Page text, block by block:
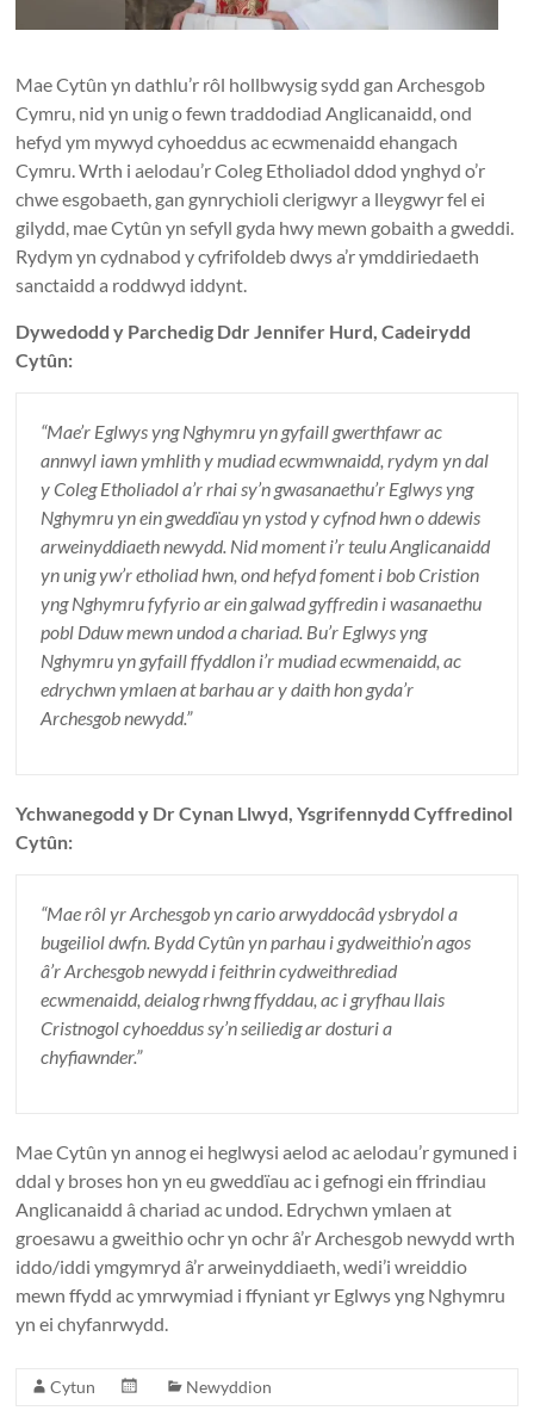
Mae Cytûn yn dathlu’r rôl hollbwysig sydd gan Archesgob
Cymru, nid yn unig o fewn traddodiad Anglicanaidd, ond
hefyd ym mywyd cyhoeddus ac ecwmenaidd ehangach
Cymru. Wrth i aelodau’r Coleg Etholiadol ddod ynghyd o’r
chwe esgobaeth, gan gynrychioli clerigwyr a lleygwyr fel ei
gilydd, mae Cytûn yn sefyll gyda hwy mewn gobaith a gweddi.
Rydym yn cydnabod y cyfrifoldeb dwys a’r ymddiriedaeth
sanctaidd a roddwyd iddynt.
Dywedodd y Parchedig Ddr Jennifer Hurd, Cadeirydd
Cytûn:
“Mae’r Eglwys yng Nghymru yn gyfaill gwerthfawr ac
annwyl iawn ymhlith y mudiad ecwmwnaidd, rydym yn dal
y Coleg Etholiadol a’r rhai sy’n gwasanaethu’r Eglwys yng
Nghymru yn ein gweddïau yn ystod y cyfnod hwn o ddewis
arweinyddiaeth newydd. Nid moment i’r teulu Anglicanaidd
yn unig yw’r etholiad hwn, ond hefyd foment i bob Cristion
yng Nghymru fyfyrio ar ein galwad gyffredin i wasanaethu
pobl Dduw mewn undod a chariad. Bu’r Eglwys yng
Nghymru yn gyfaill ffyddlon i’r mudiad ecwmenaidd, ac
edrychwn ymlaen at barhau ar y daith hon gyda’r
Archesgob newydd.”
Ychwanegodd y Dr Cynan Llwyd, Ysgrifennydd Cyffredinol
Cytûn:
“Mae rôl yr Archesgob yn cario arwyddocâd ysbrydol a
bugeiliol dwfn. Bydd Cytûn yn parhau i gydweithio’n agos
â’r Archesgob newydd i feithrin cydweithrediad
ecwmenaidd, deialog rhwng ffyddau, ac i gryfhau llais
Cristnogol cyhoeddus sy’n seiliedig ar dosturi a
chyfiawnder.”
Mae Cytûn yn annog ei heglwysi aelod ac aelodau’r gymuned i
ddal y broses hon yn eu gweddïau ac i gefnogi ein ffrindiau
Anglicanaidd â chariad ac undod. Edrychwn ymlaen at
groesawu a gweithio ochr yn ochr â’r Archesgob newydd wrth
iddo/iddi ymgymryd â’r arweinyddiaeth, wedi’i wreiddio
mewn ffydd ac ymrwymiad i ffyniant yr Eglwys yng Nghymru
yn ei chyfanrwydd.
Cytun Newyddion